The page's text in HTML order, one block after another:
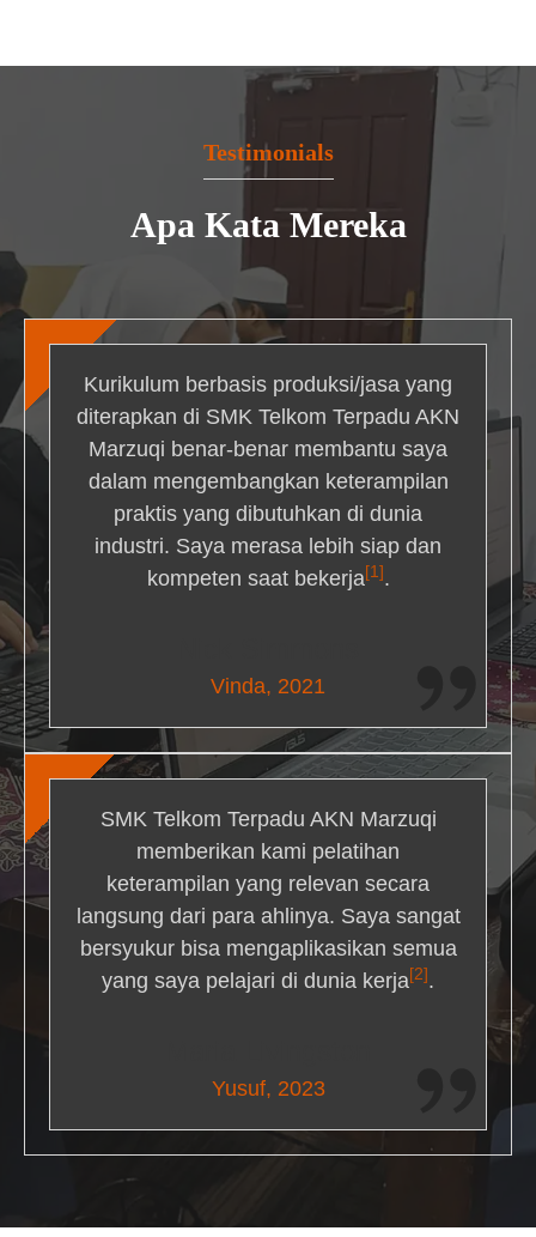
Testimonials
Apa Kata Mereka
Kurikulum berbasis produksi/jasa yang
diterapkan di SMK Telkom Terpadu AKN
Marzuqi benar-benar membantu saya
dalam mengembangkan keterampilan
praktis yang dibutuhkan di dunia
industri. Saya merasa lebih siap dan
kompeten saat bekerja[1] .
Vinda, 2021
SMK Telkom Terpadu AKN Marzuqi
memberikan kami pelatihan
keterampilan yang relevan secara
langsung dari para ahlinya. Saya sangat
bersyukur bisa mengaplikasikan semua
yang saya pelajari di dunia kerja[2] .
Yusuf, 2023